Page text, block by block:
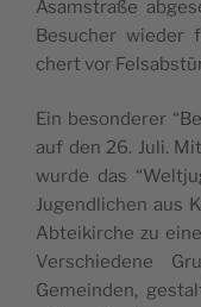
Asams­traße
Besu­cher wie­der
chert vor
Ein beson­de­rer
auf den 26. Juli.
wur­de das
Jugend­li­chen aus
Abtei­kir­che zu
Vers­chie­de­ne
Gemein­den,